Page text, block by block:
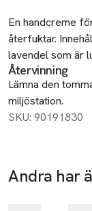
Beskrivning
En handcreme
återfuktar.
lavendel som är
Återvinning
Lämna den
miljöstation.
SKU: 90191830
Andra har